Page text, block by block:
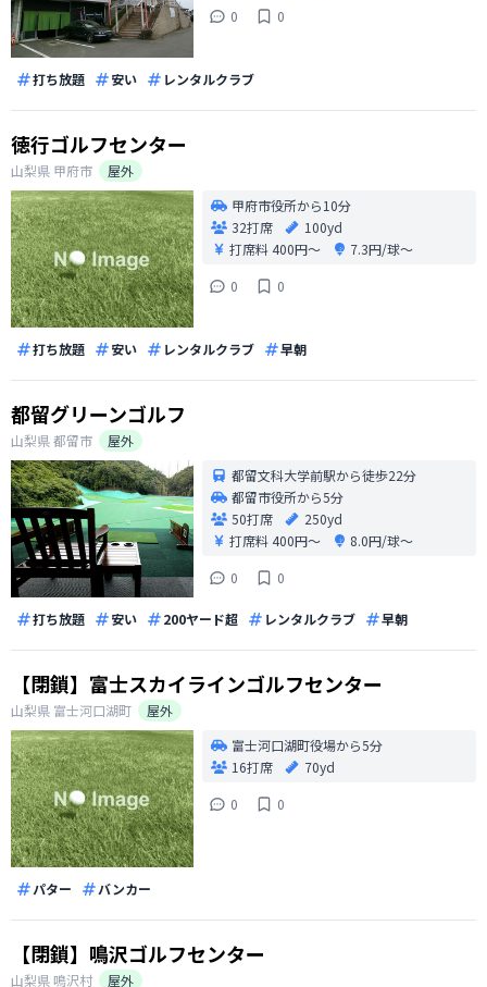
0
0
打ち放題 安い レンタルクラブ
徳行ゴルフセンター
山梨県 甲府市
屋外
甲府市役所から10分
32打席
100yd
打席料400円〜
7.3円/球〜
0
0
打ち放題 安い レンタルクラブ 早朝
都留グリーンゴルフ
山梨県都留市
屋外
都留文科大学前駅から徒歩22分
都留市役所から5分
50打席
250yd
打席料400円〜
8.0円/球〜
0
0
打ち放題 安い 200ヤード超 レンタルクラブ 早朝
【閉鎖】富士スカイラインゴルフセンター
山梨県 富士河口湖町
屋外
富士河口湖町役場から5分
16打席
70yd
0
0
パター バンカー
【閉鎖】鳴沢ゴルフセンター
山梨県 鳴沢村
屋外